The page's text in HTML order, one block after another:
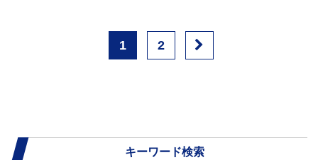
1 2
キーワード検索